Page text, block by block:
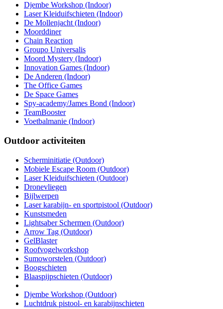
Djembe Workshop (Indoor)
Laser Kleiduifschieten (Indoor)
De Mollenjacht (Indoor)
Moorddiner
Chain Reaction
Groupo Universalis
Moord Mystery (Indoor)
Innovation Games (Indoor)
De Anderen (Indoor)
The Office Games
De Space Games
Spy-academy/James Bond (Indoor)
TeamBooster
Voetbalmanie (Indoor)
Outdoor activiteiten
Scherminitiatie (Outdoor)
Mobiele Escape Room (Outdoor)
Laser Kleiduifschieten (Outdoor)
Dronevliegen
Bijlwerpen
Laser karabijn- en sportpistool (Outdoor)
Kunstsmeden
Lightsaber Schermen (Outdoor)
Arrow Tag (Outdoor)
GelBlaster
Roofvogelworkshop
Sumoworstelen (Outdoor)
Boogschieten
Blaaspijpschieten (Outdoor)
Djembe Workshop (Outdoor)
Luchtdruk pistool- en karabijnschieten